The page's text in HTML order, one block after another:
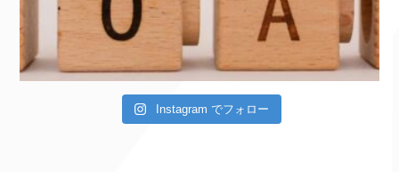
Instagram でフォロー